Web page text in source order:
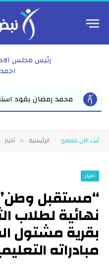
رئيس مجلس
الدراسي الجديد بفاقوس
أنت الآن تتصفح: الرئيسية » أخبار
أخبار
“مستقبل
نهائية لطلاب
بقرية مشتول
مبادراته